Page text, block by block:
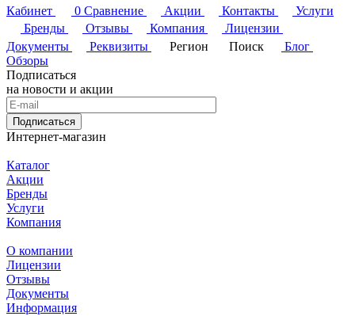
Кабинет
0 Сравнение Акции Контакты
Услуги
Бренды
Отзывы Компания
Лицензии
Документы
Реквизиты Регион Поиск
Блог
Обзоры
Подписаться
на новости и акции
Подписаться
Интернет-магазин
Каталог
Акции
Бренды
Услуги
Компания
О компании
Лицензии
Отзывы
Документы
Информация